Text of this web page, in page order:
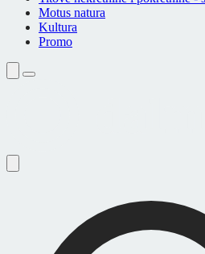
Motus natura
Kultura
Promo